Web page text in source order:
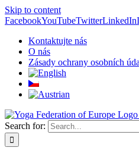
Skip to content
FacebookYouTubeTwitterLinkedIn
Kontaktujte nás
O nás
Zásady ochrany osobních
Search for: